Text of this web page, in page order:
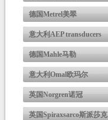
德国Metrel美翠
意大利AEP transducers
德国Mahle马勒
意大利Omal欧玛尔
英国Norgren诺冠
英国Spiraxsarco斯派莎克